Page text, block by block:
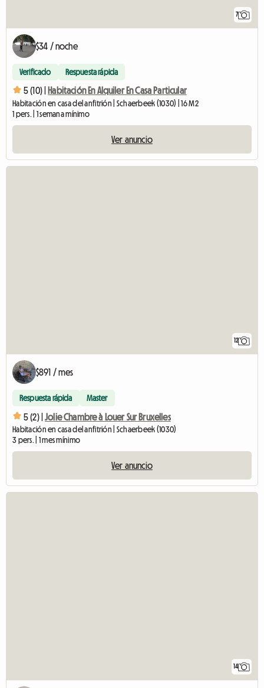
7
$34 / noche
Verificado Respuesta rápida
5 (10) | Habitación En Alquiler En Casa Particular
Habitación en casa del anfitrión | Schaerbeek (1030) | 16 M2
1 pers. | 1 semana mínimo
Ver anuncio
12
$891 / mes
Respuesta rápida Master
5 (2) | Jolie Chambre à Louer Sur Bruxelles
Habitación en casa del anfitrión | Schaerbeek (1030)
3 pers. | 1 mes mínimo
Ver anuncio
14